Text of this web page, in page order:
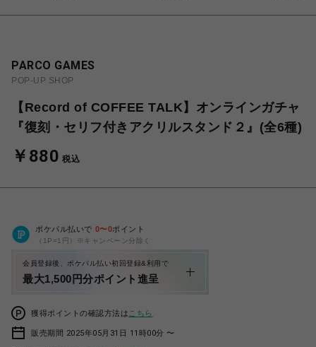
PARCO GAMES
POP-UP SHOP
【Record of COFFEE TALK】オンラインガチャ
『復刻・セリフ付きアクリルスタンド２』(全6種)
￥880 税込
ポケパル払いで 0〜0ポイント
（1P=1円）※キャンペーン分除く
会員登録後、ポケパル払い初回登録&利用で
最大1,500円分ポイント進呈
獲得ポイントの確認方法は こちら
販売期間 2025年05月31日 11時00分 〜